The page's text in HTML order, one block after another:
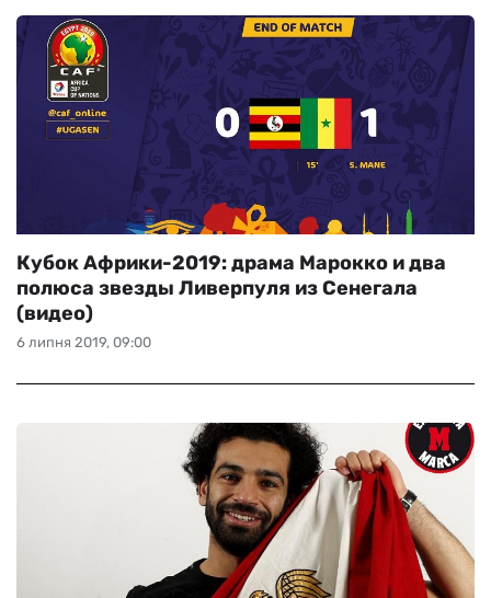
6 липня 2019, 09:00
Кубок Африки-2019: драма Марокко и два
полюса звезды Ливерпуля из Сенегала
(видео)